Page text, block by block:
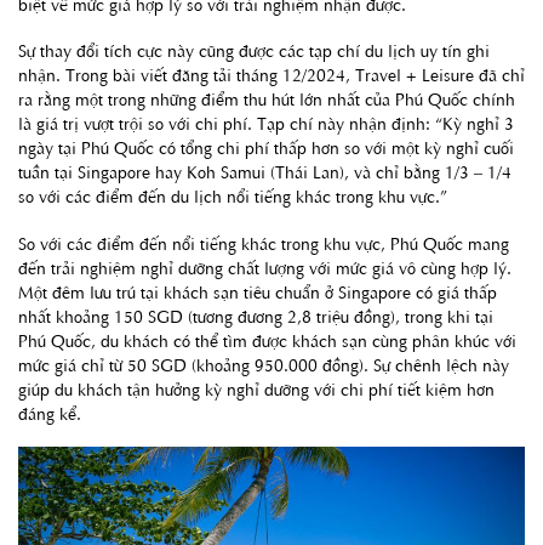
Sự thay đổi tích cực này cũng được các tạp chí du lịch uy tín ghi
nhận. Trong bài viết đăng tải tháng 12/2024, Travel + Leisure đã chỉ
ra rằng một trong những điểm thu hút lớn nhất của Phú Quốc chính
là giá trị vượt trội so với chi phí. Tạp chí này nhận định: “Kỳ nghỉ 3
ngày tại Phú Quốc có tổng chi phí thấp hơn so với một kỳ nghỉ cuối
tuần tại Singapore hay Koh Samui (Thái Lan), và chỉ bằng 1/3 – 1/4
so với các điểm đến du lịch nổi tiếng khác trong khu vực.”
So với các điểm đến nổi tiếng khác trong khu vực, Phú Quốc mang
đến trải nghiệm nghỉ dưỡng chất lượng với mức giá vô cùng hợp lý.
Một đêm lưu trú tại khách sạn tiêu chuẩn ở Singapore có giá thấp
nhất khoảng 150 SGD (tương đương 2,8 triệu đồng), trong khi tại
Phú Quốc, du khách có thể tìm được khách sạn cùng phân khúc với
mức giá chỉ từ 50 SGD (khoảng 950.000 đồng). Sự chênh lệch này
giúp du khách tận hưởng kỳ nghỉ dưỡng với chi phí tiết kiệm hơn
đáng kể.